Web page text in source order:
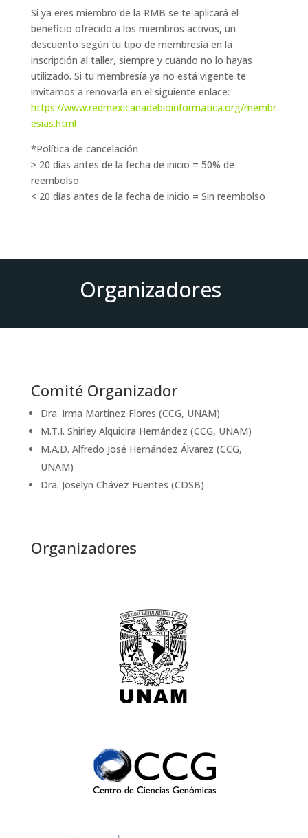
Si ya eres miembro de la RMB se te aplicará el
beneficio ofrecido a los miembros activos, un
descuento según tu tipo de membresía en la
inscripción al taller, siempre y cuando no lo hayas
utilizado. Si tu membresía ya no está vigente te
invitamos a renovarla en el siguiente enlace:
https://www.redmexicanadebioinformatica.org/membr
esias.html
*Política de cancelación
≥ 20 días antes de la fecha de inicio = 50% de
reembolso
< 20 días antes de la fecha de inicio = Sin reembolso
Organizadores
Comité Organizador
Dra. Irma Martínez Flores (CCG, UNAM)
M.T.I. Shirley Alquicira Hernández (CCG, UNAM)
M.A.D. Alfredo José Hernández Álvarez (CCG,
UNAM)
Dra. Joselyn Chávez Fuentes (CDSB)
Organizadores